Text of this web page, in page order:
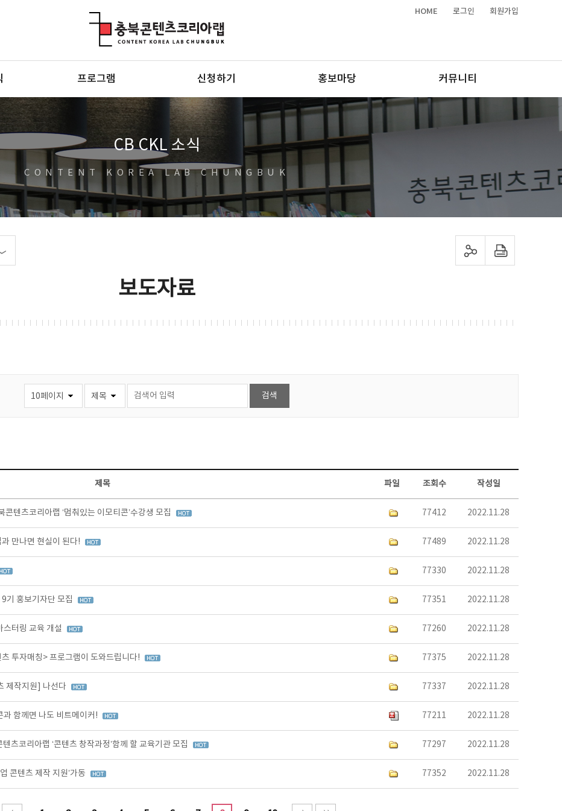
HOME 로그인 회원가입
프로그램 신청하기 홍보마당 커뮤니티
CB CKL 소식
CONTENT KOREA LAB CHUNGBUK
sns 공유하기 프린트하기
보도자료
제목 파일 조회수 작성일
텐츠코리아랩 ‘멈춰있는 이모티콘’수강생 모집 77412 2022.11.28
만나면 현실이 된다! 77489 2022.11.28
77330 2022.11.28
기 홍보기자단 모집 77351 2022.11.28
터링 교육 개설 77260 2022.11.28
투자매칭> 프로그램이 도와드립니다! 77375 2022.11.28
제작지원] 나선다 77337 2022.11.28
함께면 나도 비트메이커! 77211 2022.11.28
츠코리아랩 ‘콘텐츠 창작과정’함께 할 교육기관 모집 77297 2022.11.28
콘텐츠 제작 지원’가동 77352 2022.11.28